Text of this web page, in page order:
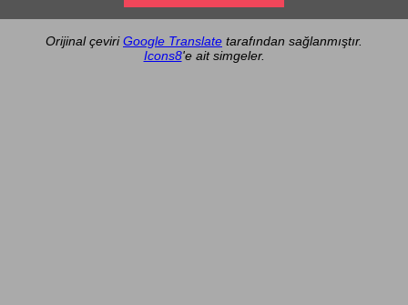
Orijinal çeviriGoogle Translate tarafından sağlanmıştır.
Icons8'e ait simgeler.